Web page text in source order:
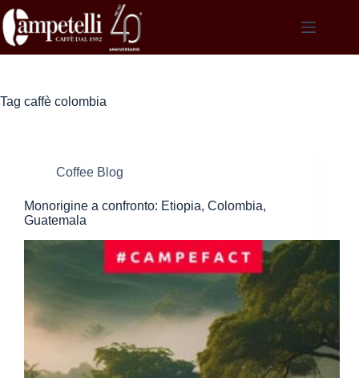
Salta
al
contenuto
Tag caffè colombia
Coffee Blog
Monorigine a confronto: Etiopia, Colombia,
Guatemala